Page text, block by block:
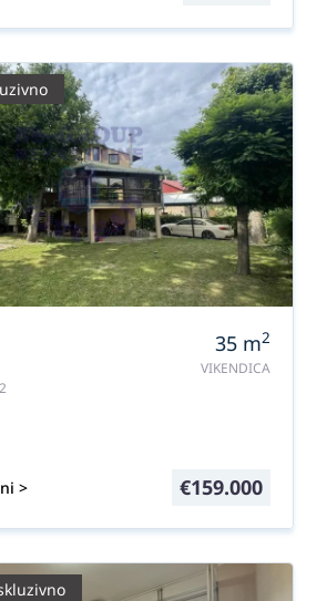
35 m2
VIKENDICA
> €159.000